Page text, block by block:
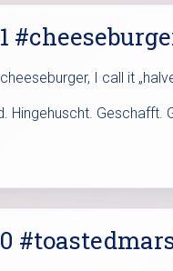
I call it
Hingehuscht. Geschafft.